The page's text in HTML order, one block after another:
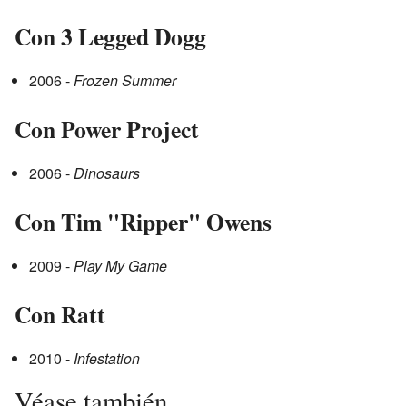
Con 3 Legged Dogg
2006 -Frozen Summer
Con Power Project
2006 -Dinosaurs
Con Tim "Ripper" Owens
2009 -Play My Game
Con Ratt
2010 - Infestation